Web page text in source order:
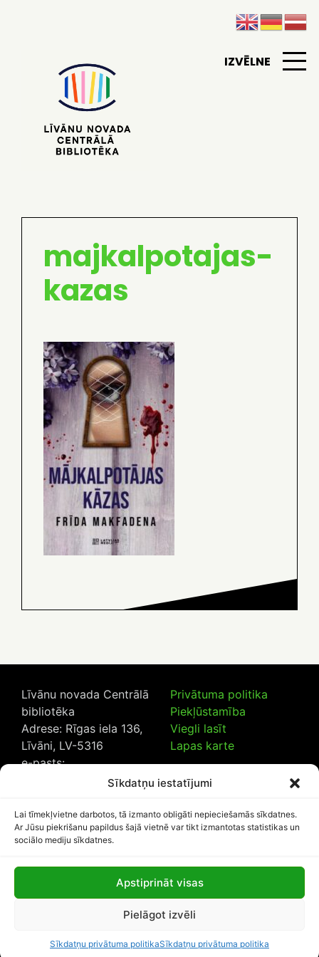
Sīkdatņu iestatījumi
Lai tīmekļvietne darbotos, tā izmanto obligāti nepieciešamās sīkdatnes.
Ar Jūsu piekrišanu papildus šajā vietnē var tikt izmantotas statistikas un
sociālo mediju sīkdatnes.
Apstiprināt visas
Pielāgot izvēli
Sīkdatņu privātuma politikaSīkdatņu privātuma politika
IZVĒLNE
majkalpotajas-
kazas
Līvānu novada Centrālā
bibliotēka
Adrese: Rīgas iela 136,
Līvāni, LV-5316
e-pasts:
20230925
Privātuma politika
Piekļūstamība
Viegli lasīt
Lapas karte
Lapas apmeklētāju skaits: